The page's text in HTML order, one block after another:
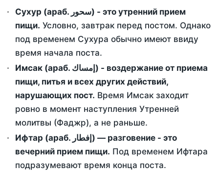
Сухур (араб. سحور) - это утренний прием
пищи. Условно, завтрак перед постом. Однако
под временем Сухура обычно имеют ввиду
время начала поста.
Имсак (араб. إمساك) - воздержание от приема
пищи, питья и всех других действий,
нарушающих пост. Время Имсак заходит
ровно в момент наступления Утренней
молитвы (Фаджр), а не раньше.
Ифтар (араб. إفطار) — разговение - это
вечерний прием пищи. Под временем Ифтара
подразумевают время конца поста.